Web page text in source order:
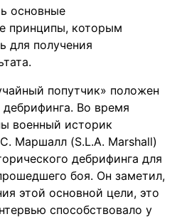
основные
принципы, которым
для получения
попутчик» положен
Во время
военный историк
Маршалл (S.L.A. Marshall)
дебрифинга для
боя. Он заметил,
этой основной цели, это
способствовало у